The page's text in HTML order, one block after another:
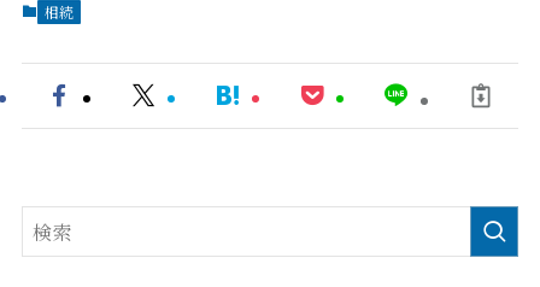
相続